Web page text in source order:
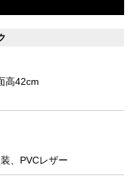
高42cm
、PVCレザー